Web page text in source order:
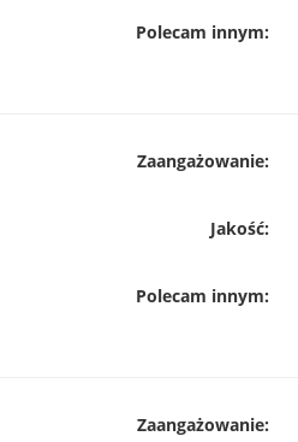
Polecam innym:
Zaangażowanie:
Jakość:
Polecam innym:
Zaangażowanie: